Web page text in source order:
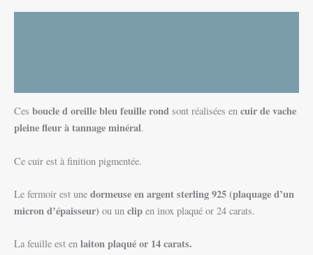
Ces boucle d oreille bleu feuille rond sont réalisées en cuir de vache
pleine fleur à tannage minéral.
Ce cuir est à finition pigmentée.
Le fermoir est une dormeuse en argent sterling 925 (plaquage d’un
micron d’épaisseur) ou un clip en inox plaqué or 24 carats.
La feuille est en laiton plaqué or 14 carats.